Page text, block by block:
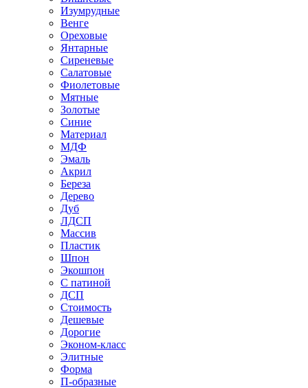
Изумрудные
Венге
Ореховые
Янтарные
Сиреневые
Салатовые
Фиолетовые
Мятные
Золотые
Синие
Материал
МДФ
Эмаль
Акрил
Береза
Дерево
Дуб
ЛДСП
Массив
Пластик
Шпон
Экошпон
С патиной
ДСП
Стоимость
Дешевые
Дорогие
Эконом-класс
Элитные
Форма
П-образные